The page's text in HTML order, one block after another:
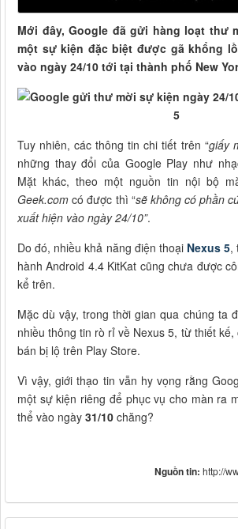
Mới đây, Google đã gửi hàng loạt thư
một sự kiện đặc biệt được gã khổng
vào ngày 24/10 tới tại thành phố New
Tuy nhiên, các thông tin chi tiết trên “giấy
những thay đổi của Google Play như
Mặt khác, theo một nguồn tin nội bộ
Geek.com có được thì “sẽ không có phần
xuất hiện vào ngày 24/10”.
Do đó, nhiều khả năng điện thoại Nexus 5,
hành Android 4.4 KitKat cũng chưa được
kể trên.
Mặc dù vậy, trong thời gian qua chúng ta
nhiều thông tin rò rỉ về Nexus 5, từ thiết
bán bị lộ trên Play Store.
Vì vậy, giới thạo tin vẫn hy vọng rằng
một sự kiện riêng để phục vụ cho màn ra
thể vào ngày 31/10 chăng?
Nguồn tin: http://